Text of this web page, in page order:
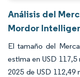
Análisis del
Mordor
El tamaño del
estima en USD
2025 de USD